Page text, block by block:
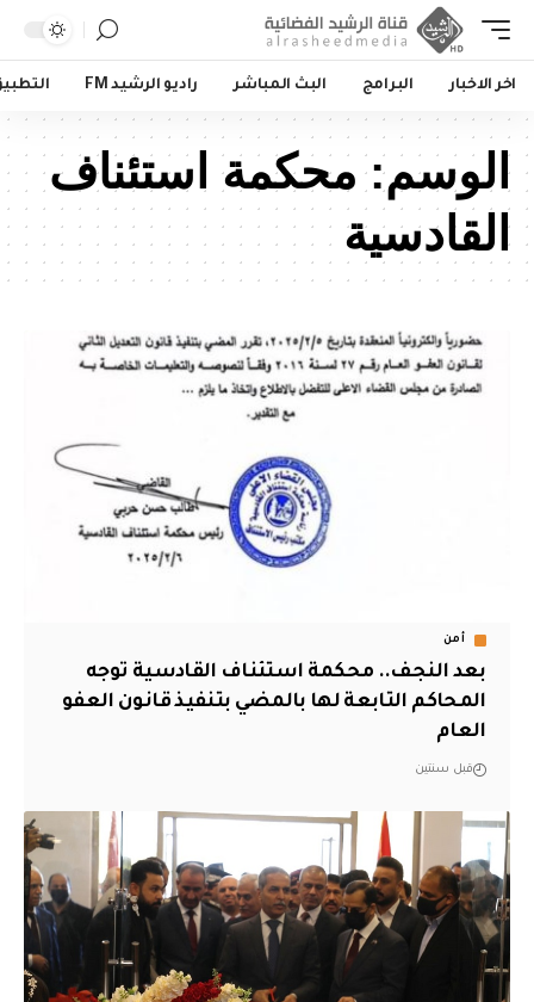
اخر الاخبار البرامج البث المباشر راديو الرشيد FM
الوسم:محكمة استئناف
القادسية
أمن
بعد النجف.. محكمة استئناف القادسية توجه
المحاكم التابعة لها بالمضي بتنفيذ قانون العفو
العام
قبل سنتين